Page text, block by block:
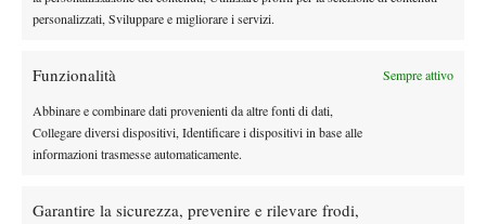
personalizzati, Sviluppare e migliorare i servizi.
Funzionalità Sempre attivo
Abbinare e combinare dati provenienti da altre fonti di dati,
Collegare diversi dispositivi, Identificare i dispositivi in base alle
informazioni trasmesse automaticamente.
Garantire la sicurezza, prevenire e rilevare frodi,
Storia importante da raccontare.
TAGGED:Luca Bottazzi